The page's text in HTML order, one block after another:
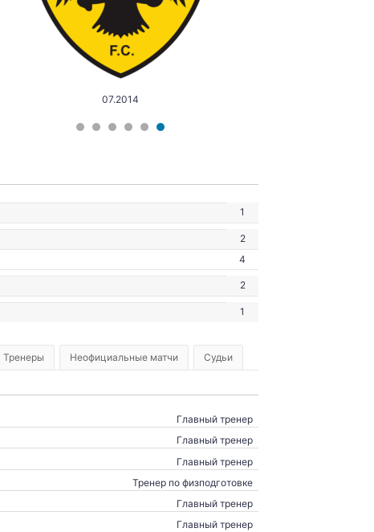
07.2014
1
2
4
2
1
Тренеры Неофициальные матчи Судьи
Главный тренер
Главный тренер
Главный тренер
Тренер по физподготовке
Главный тренер
Главный тренер